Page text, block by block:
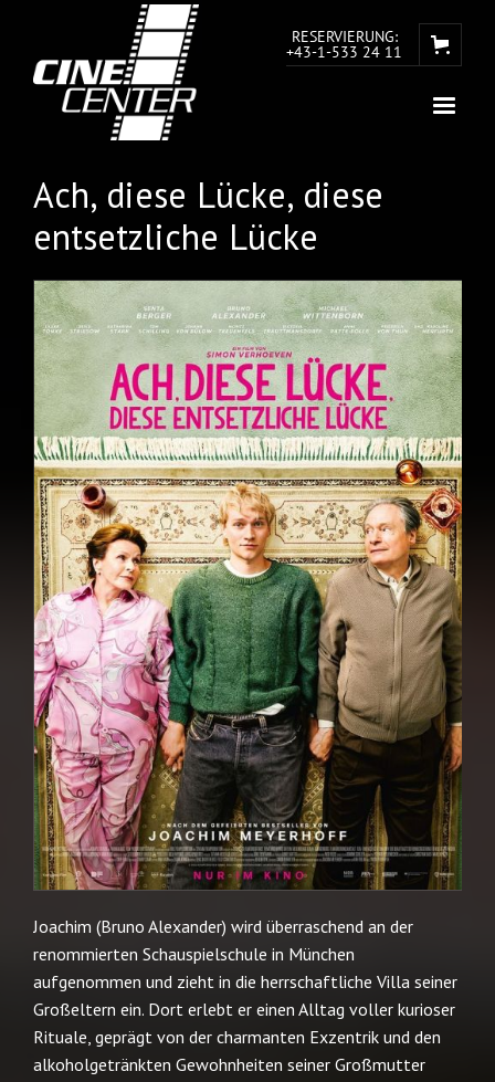
RESERVIERUNG:
+43-1-533 24 11